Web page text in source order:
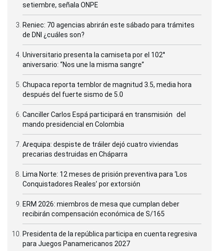
setiembre, señala ONPE
Reniec: 70 agencias abrirán este sábado para trámites
de DNI ¿cuáles son?
Universitario presenta la camiseta por el 102°
aniversario: “Nos une la misma sangre”
Chupaca reporta temblor de magnitud 3.5, media hora
después del fuerte sismo de 5.0
Canciller Carlos Espá participará en transmisión del
mando presidencial en Colombia
Arequipa: despiste de tráiler dejó cuatro viviendas
precarias destruidas en Cháparra
Lima Norte: 12 meses de prisión preventiva para ‘Los
Conquistadores Reales’ por extorsión
ERM 2026: miembros de mesa que cumplan deber
recibirán compensación económica de S/165
Presidenta de la república participa en cuenta regresiva
para Juegos Panamericanos 2027